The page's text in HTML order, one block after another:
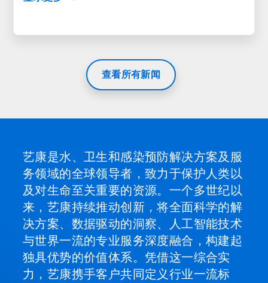
查看所有新闻
艺康是水、卫生和感染预防解决方案及服
务领域的全球领导者，致力于保护人类以
及对生命至关重要的资源。一个多世纪以
来，艺康持续推动创新，将全面科学的解
决方案、数据驱动的洞察、人工智能技术
与世界一流的专业服务深度融合，构建起
独具优势的价值体系。凭借这一综合实
力，艺康携手客户共同定义行业一流标